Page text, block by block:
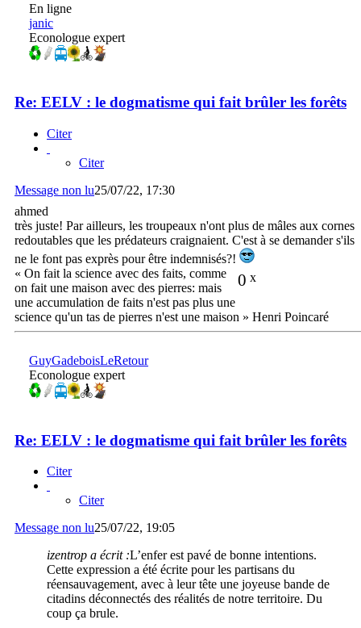
En ligne
janic
Econologue expert
Re: EELV : le dogmatisme qui fait brûler les forêts
Citer
Citer
Message non lu25/07/22, 17:30
ahmed
très juste! Par ailleurs, les troupeaux n'ont plus de mâles aux cornes
redoutables que les prédateurs craignaient. C'est à se demander s'ils
ne le font pas exprès pour être indemnisés?!
0 x
« On fait la science avec des faits, comme
on fait une maison avec des pierres: mais
une accumulation de faits n'est pas plus une
science qu'un tas de pierres n'est une maison » Henri Poincaré
GuyGadeboisLeRetour
Econologue expert
Re: EELV : le dogmatisme qui fait brûler les forêts
Citer
Citer
Message non lu25/07/22, 19:05
izentrop a écrit :L’enfer est pavé de bonne intentions.
Cette expression a été écrite pour les partisans du
réensauvagement, avec à leur tête une joyeuse bande de
citadins déconnectés des réalités de notre territoire. Du
coup ça brule.